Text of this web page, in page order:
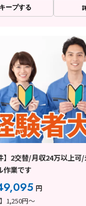
キープする
】2交替/月収24万以上可
作業です
円
】1,250円～